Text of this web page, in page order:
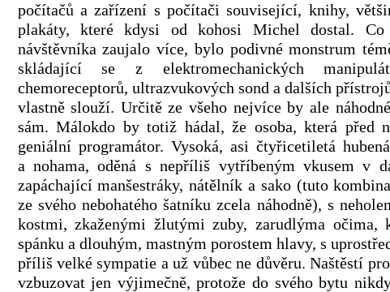
počítačů a zařízení s počítači související, knihy,
plakáty, které kdysi od kohosi Michel dostal. Co
návštěvníka zaujalo více, bylo podivné monstrum
skládající se z elektromechanických
chemoreceptorů, ultrazvukových sond a dalších
vlastně slouží. Určitě ze všeho nejvíce by ale
sám. Málokdo by totiž hádal, že osoba, která před
geniální programátor. Vysoká, asi čtyřicetiletá
a nohama, oděná s nepříliš vytříbeným vkusem v
zapáchající manšestráky, nátělník a sako (tuto
ze svého nebohatého šatníku zcela náhodně), s
kostmi, zkaženými žlutými zuby, zarudlýma očima,
spánku a dlouhým, mastným porostem hlavy, s
příliš velké sympatie a už vůbec ne důvěru. Naštěstí
vzbuzovat jen výjimečně, protože do svého bytu